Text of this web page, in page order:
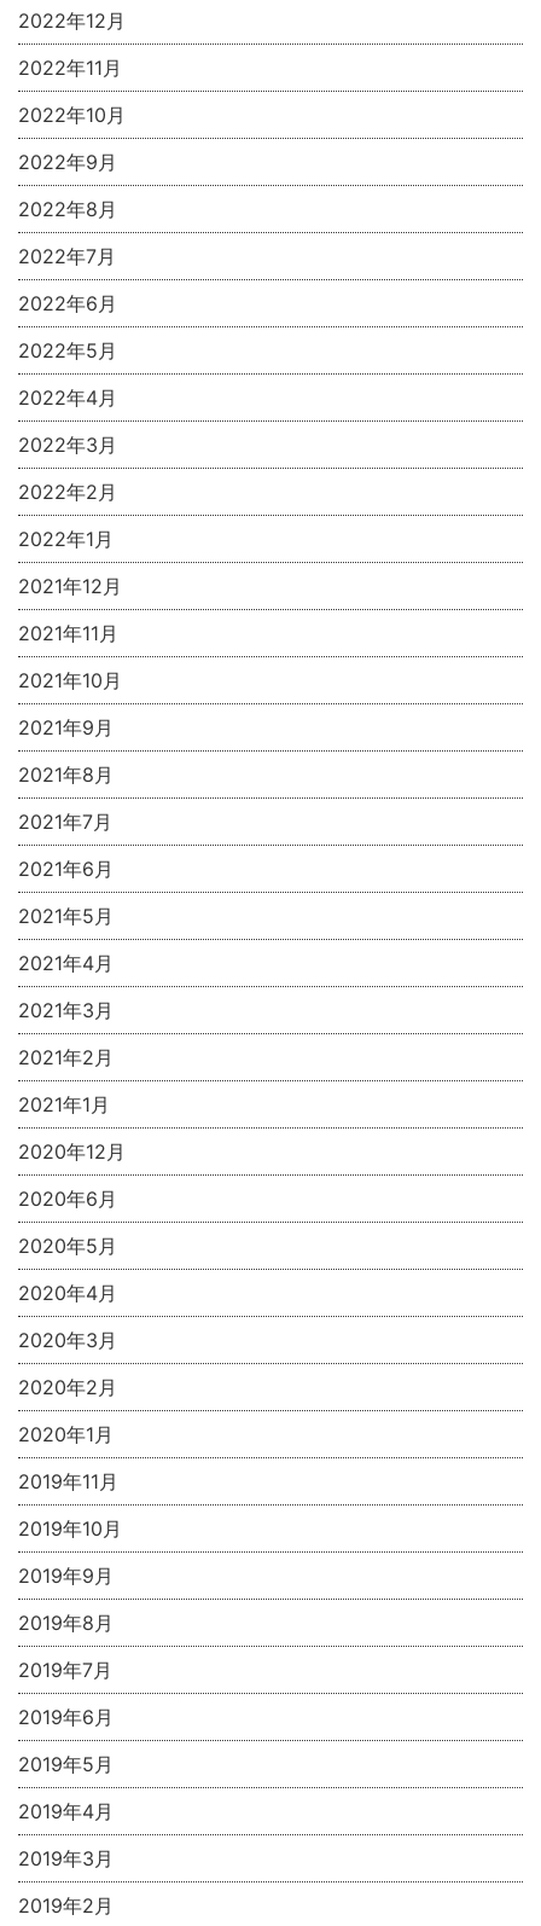
2022年12月
2022年11月
2022年10月
2022年9月
2022年8月
2022年7月
2022年6月
2022年5月
2022年4月
2022年3月
2022年2月
2022年1月
2021年12月
2021年11月
2021年10月
2021年9月
2021年8月
2021年7月
2021年6月
2021年5月
2021年4月
2021年3月
2021年2月
2021年1月
2020年12月
2020年6月
2020年5月
2020年4月
2020年3月
2020年2月
2020年1月
2019年11月
2019年10月
2019年9月
2019年8月
2019年7月
2019年6月
2019年5月
2019年4月
2019年3月
2019年2月